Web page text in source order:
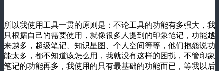
所以我使用工具一贯的原则是：不论工具的功能有多强大，我
只根据自己的需要使用，就像很多人提到的印象笔记，功能越
来越多，超级笔记、知识星图、个人空间等等，他们抱怨说功
能太多，都不知道该怎么用，我就没有这样的困扰，不管印象
笔记的功能再多，我使用的只有最基础的功能而已，等我以后